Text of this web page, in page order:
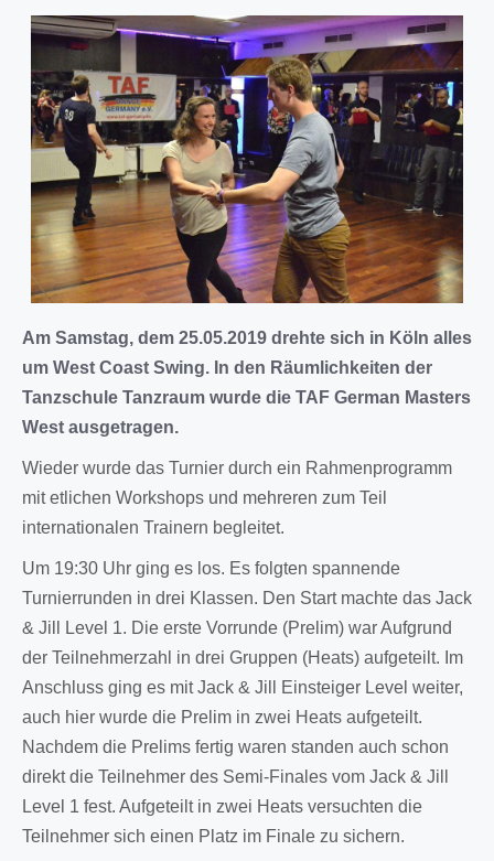
Am Samstag, dem 25.05.2019 drehte sich in Köln alles
um West Coast Swing. In den Räumlichkeiten der
Tanzschule Tanzraum wurde die TAF German Masters
West ausgetragen.
Wieder wurde das Turnier durch ein Rahmenprogramm
mit etlichen Workshops und mehreren zum Teil
internationalen Trainern begleitet.
Um 19:30 Uhr ging es los. Es folgten spannende
Turnierrunden in drei Klassen. Den Start machte das Jack
& Jill Level 1. Die erste Vorrunde (Prelim) war Aufgrund
der Teilnehmerzahl in drei Gruppen (Heats) aufgeteilt. Im
Anschluss ging es mit Jack & Jill Einsteiger Level weiter,
auch hier wurde die Prelim in zwei Heats aufgeteilt.
Nachdem die Prelims fertig waren standen auch schon
direkt die Teilnehmer des Semi-Finales vom Jack & Jill
Level 1 fest. Aufgeteilt in zwei Heats versuchten die
Teilnehmer sich einen Platz im Finale zu sichern.